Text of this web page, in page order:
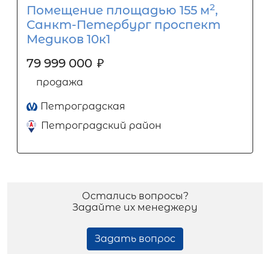
Помещение площадью 155 м2,
Санкт-Петербург проспект
Медиков 10к1
79 999 000 ₽
продажа
Петроградская
Петроградский район
Остались вопросы?
Задайте их менеджеру
Задать вопрос